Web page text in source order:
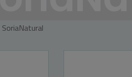
SoriaNatural